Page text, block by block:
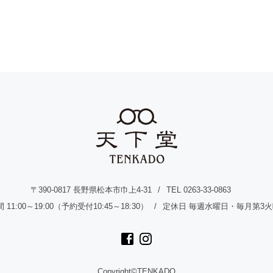
〒390-0817 長野県松本市巾上4-31
TEL 0263-33-0863
11:00～19:00（予約受付10:45～18:30）
定休日 毎週水曜日・毎月第3